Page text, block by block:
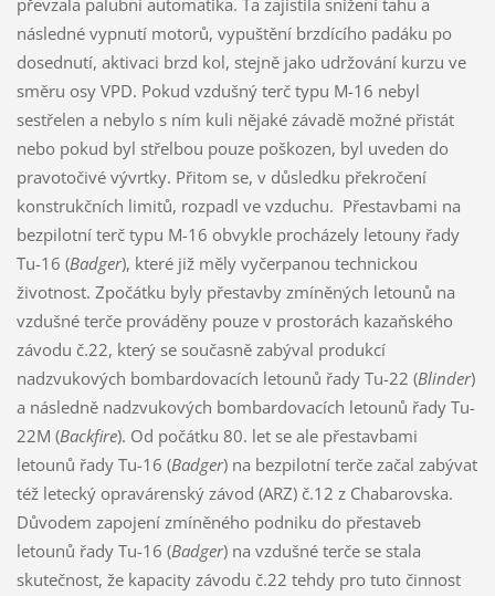
převzala palubní automatika. Ta zajistila snížení tahu a
následné vypnutí motorů, vypuštění brzdícího padáku po
dosednutí, aktivaci brzd kol, stejně jako udržování kurzu ve
směru osy VPD. Pokud vzdušný terč typu M-16 nebyl
sestřelen a nebylo s ním kuli nějaké závadě možné přistát
nebo pokud byl střelbou pouze poškozen, byl uveden do
pravotočivé vývrtky. Přitom se, v důsledku překročení
konstrukčních limitů, rozpadl ve vzduchu. Přestavbami na
bezpilotní terč typu M-16 obvykle procházely letouny řady
Tu-16 (Badger), které již měly vyčerpanou technickou
životnost. Zpočátku byly přestavby zmíněných letounů na
vzdušné terče prováděny pouze v prostorách kazaňského
závodu č.22, který se současně zabýval produkcí
nadzvukových bombardovacích letounů řady Tu-22 (Blinder)
a následně nadzvukových bombardovacích letounů řady Tu-
22M (Backfire). Od počátku 80. let se ale přestavbami
letounů řady Tu-16 (Badger) na bezpilotní terče začal zabývat
též letecký opravárenský závod (ARZ) č.12 z Chabarovska.
Důvodem zapojení zmíněného podniku do přestaveb
letounů řady Tu-16 (Badger) na vzdušné terče se stala
skutečnost, že kapacity závodu č.22 tehdy pro tuto činnost